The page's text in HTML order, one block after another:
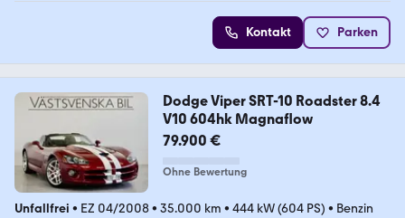
Kontakt Parken
Dodge Viper SRT-10 Roadster 8.4
V10 604hk Magnaflow
79.900 €
Ohne Bewertung
Unfallfrei • EZ 04/2008• 35.000 km • 444 kW (604 PS) • Benzin